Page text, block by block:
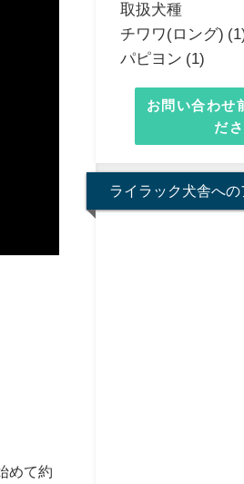
めて約
取扱犬種
チワワ(ロング)
パピヨン (1)
お問い合わせ
だ
ライラック犬舎への